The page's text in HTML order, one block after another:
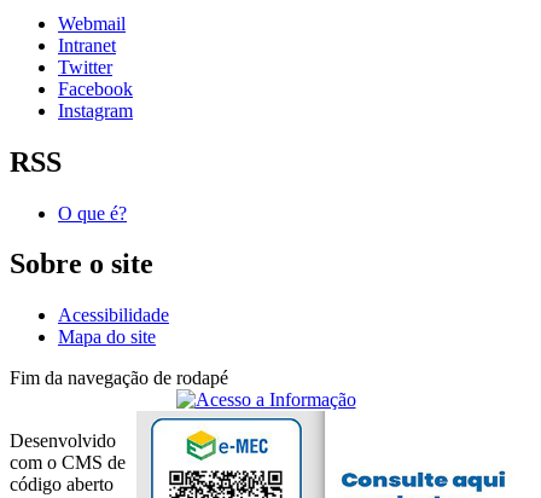
Webmail
Intranet
Twitter
Facebook
Instagram
RSS
O que é?
Sobre o site
Acessibilidade
Mapa do site
Fim da navegação de rodapé
Desenvolvido
com o CMS de
código aberto